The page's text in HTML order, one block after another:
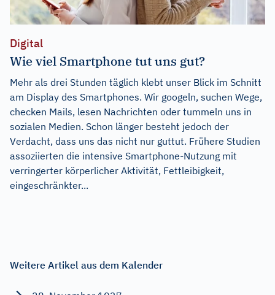
Digital
Wie viel Smartphone tut uns gut?
Mehr als drei Stunden täglich klebt unser Blick im Schnitt
am Display des Smartphones. Wir googeln, suchen Wege,
checken Mails, lesen Nachrichten oder tummeln uns in
sozialen Medien. Schon länger besteht jedoch der
Verdacht, dass uns das nicht nur guttut. Frühere Studien
assoziierten die intensive Smartphone-Nutzung mit
verringerter körperlicher Aktivität, Fettleibigkeit,
eingeschränkter...
Weitere Artikel aus dem Kalender